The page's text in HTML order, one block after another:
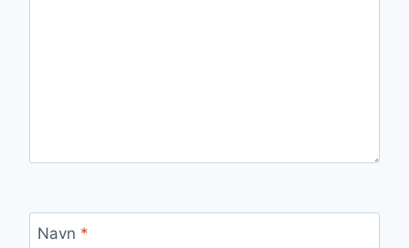
Navn *